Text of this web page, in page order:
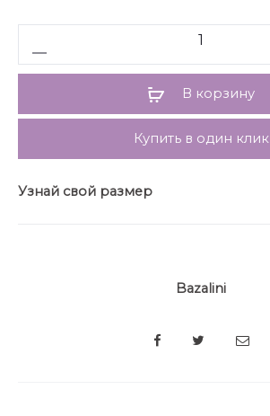
В корзину
Купить в один клик
Узнай свой размер
Bazalini
SHARE